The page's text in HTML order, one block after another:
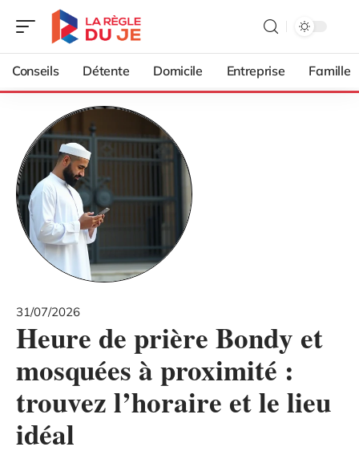
Conseils Détente Domicile Entreprise Famille
31/07/2026
Heure de prière Bondy et
mosquées à proximité :
trouvez l’horaire et le lieu
idéal